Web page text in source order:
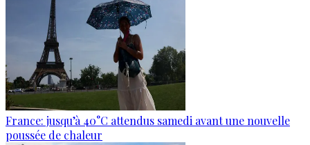
France: jusqu’à 40°C attendus samedi avant une nouvelle
poussée de chaleur